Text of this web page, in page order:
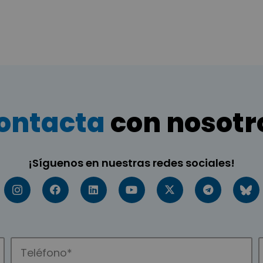
con
¡Síguenos en nuestras redes sociales!